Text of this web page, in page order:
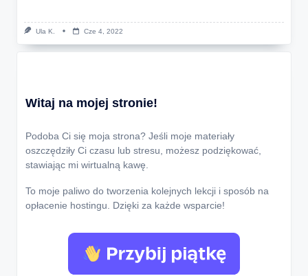
Ula K. Cze 4, 2022
Witaj na mojej stronie!
Podoba Ci się moja strona? Jeśli moje materiały
oszczędziły Ci czasu lub stresu, możesz podziękować,
stawiając mi wirtualną kawę.
To moje paliwo do tworzenia kolejnych lekcji i sposób na
opłacenie hostingu. Dzięki za każde wsparcie!